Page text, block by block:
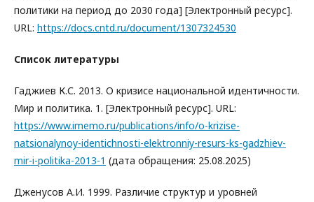
политики на период до 2030 года] [Электронный ресурс].
URL: https://docs.cntd.ru/document/1307324530
Список литературы
Гаджиев К.С. 2013. О кризисе национальной идентичности.
Мир и политика. 1. [Электронный ресурс]. URL:
https://www.imemo.ru/publications/info/o-krizise-
natsionalynoy-identichnosti-elektronniy-resurs-ks-gadzhiev-
mir-i-politika-2013-1 (дата обращения: 25.08.2025)
Дженусов А.И. 1999. Различие структур и уровней